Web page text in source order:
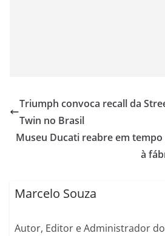
Triumph convoca recall da
Twin no Brasil
Museu Ducati reabre em
à
Marcelo Souza
Autor, Editor e Administrador